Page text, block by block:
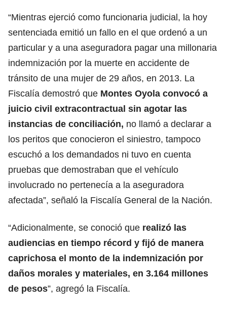
“Mientras ejerció como funcionaria judicial, la hoy
sentenciada emitió un fallo en el que ordenó a un
particular y a una aseguradora pagar una millonaria
indemnización por la muerte en accidente de
tránsito de una mujer de 29 años, en 2013. La
Fiscalía demostró que Montes Oyola convocó a
juicio civil extracontractual sin agotar las
instancias de conciliación, no llamó a declarar a
los peritos que conocieron el siniestro, tampoco
escuchó a los demandados ni tuvo en cuenta
pruebas que demostraban que el vehículo
involucrado no pertenecía a la aseguradora
afectada”, señaló la Fiscalía General de la Nación.
“Adicionalmente, se conoció que realizó las
audiencias en tiempo récord y fijó de manera
caprichosa el monto de la indemnización por
daños morales y materiales, en 3.164 millones
de pesos”, agregó la Fiscalía.